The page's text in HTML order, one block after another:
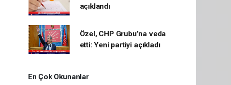
açıklandı
Özel, CHP Grubu’na veda
etti: Yeni partiyi açıkladı
En Çok Okunanlar